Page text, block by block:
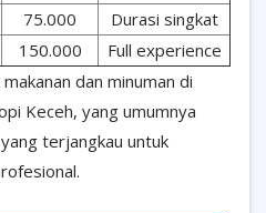
75.000
Durasi singkat
150.000
Full experience
dan minuman di
Keceh, yang umumnya
terjangkau untuk